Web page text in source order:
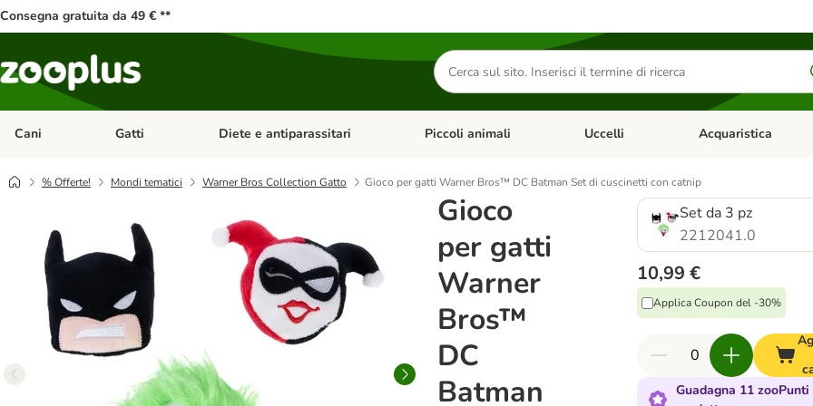
Consegna gratuita da 49 € **
Cerca
prodotti
Cani Apri Menu Categoria: Cani
Gatti Apri Menu Categoria: Gatti
Diete e antiparassitari Apri Menu Categoria: Diete e antiparassitari
Piccoli animali Apri Menu Categoria: Piccoli animali
Uccelli Apri Menu Categoria:
Acquaristica
% Offerte! Mondi tematici Warner Bros Collection Gatto Gioco per gatti Warner Bros™ DC Batman Set di cuscinetti con catnip
Gioco
per gatti
Warner
Bros™
DC
Batman
Set da 3 pz
2212041.0
10,99 €
Applica Coupon del -30%
Guadagna 11